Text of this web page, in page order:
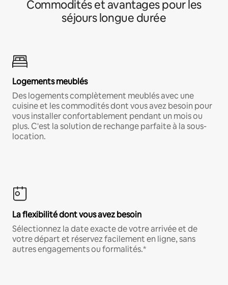
Commodités et avantages pour les
séjours longue durée
Logements meublés
Des logements complètement meublés avec une
cuisine et les commodités dont vous avez besoin pour
vous installer confortablement pendant un mois ou
plus. C'est la solution de rechange parfaite à la sous-
location.
La flexibilité dont vous avez besoin
Sélectionnez la date exacte de votre arrivée et de
votre départ et réservez facilement en ligne, sans
autres engagements ou formalités.*